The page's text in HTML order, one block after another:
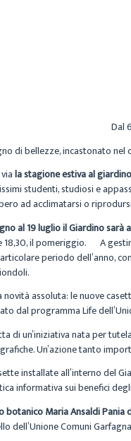
Dal
di bellezze, incastonato
la stagione estiva al
studenti, studiosi e
ad acclimatarsi o
al 19 luglio il Giardino
18,30, il pomeriggio. A
periodo dell’anno,
novità assoluta: le nuove
dal programma Life
un’iniziativa nata per
Un’azione tanto
installate all’interno del
informativa sui benefici
botanico Maria Ansaldi Pania
dell’Unione Comuni